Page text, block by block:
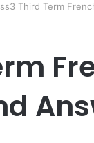
Third Term